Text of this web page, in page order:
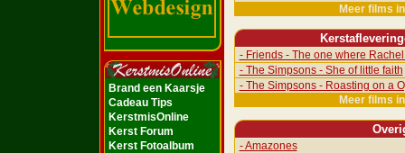
Brand een Kaarsje
Cadeau Tips
KerstmisOnline
Kerst Forum
Kerst Fotoalbum
Meer films
- Friends - The one where
- The Simpsons - She of little faith
- The Simpsons - Roasting on a
Meer films
- Amazones